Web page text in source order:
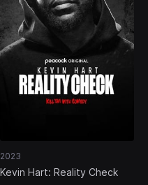
2023
Kevin Hart: Reality Check